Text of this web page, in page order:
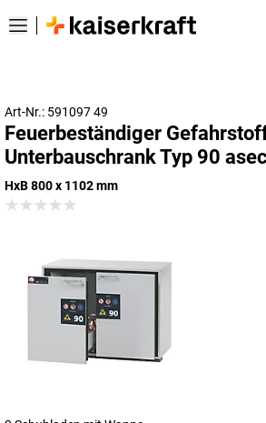
Art-Nr.: 591097 49
Feuerbeständiger
Unterbauschrank Typ 90
HxB 800 x 1102 mm